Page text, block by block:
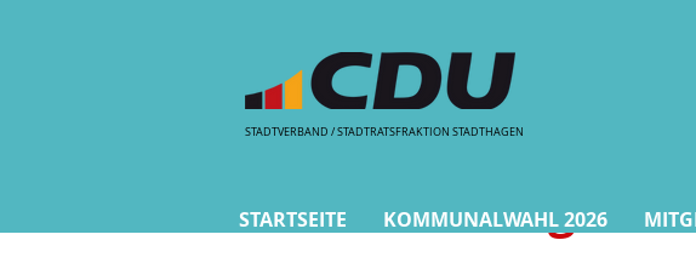
STADTVERBAND / STADTRATSFRAKTION STADTHAGEN
STARTSEITE KOMMUNALWAHL 2026
CDU Stadthagen